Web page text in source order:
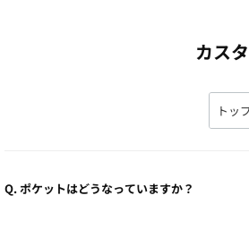
カス
Q.ポケットはどうなっていますか？